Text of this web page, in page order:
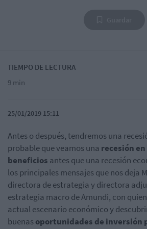
TIEMPO DE LECTURA
9 min
25/01/2019 15:11
Antes o después, tendremos una
probable que veamos una recesión
beneficios antes que una recesión
los principales mensajes que nos deja
directora de estrategia y directora
estrategia macro de Amundi, con
actual escenario económico y
buenasoportunidades de inversión